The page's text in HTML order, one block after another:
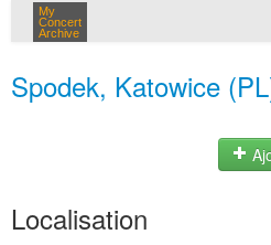
My
Concert
Archive
Spodek, Katowice
Localisation